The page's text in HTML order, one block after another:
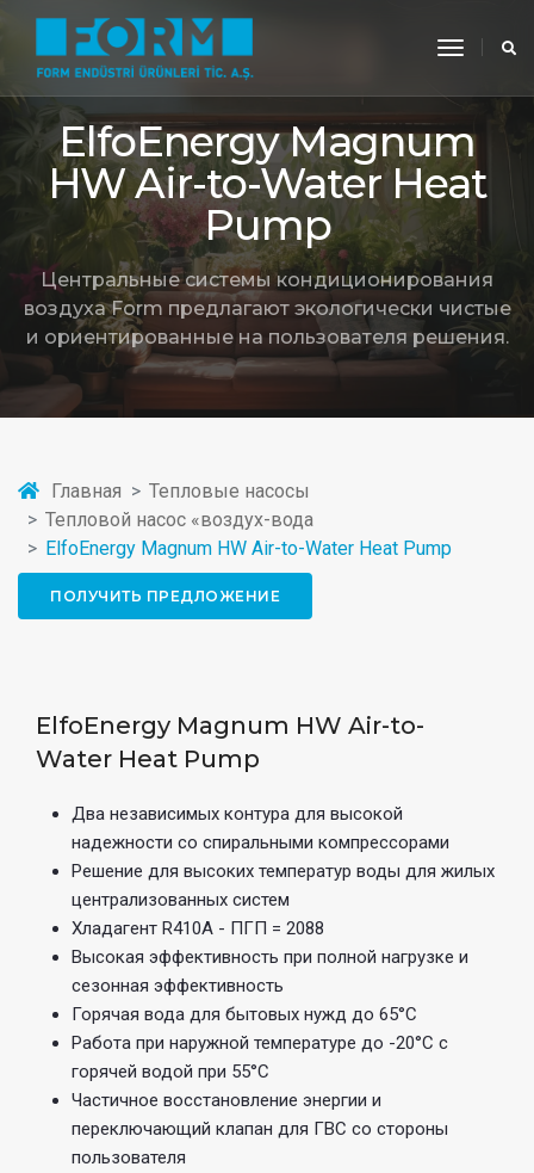
toggle
ElfoEnergy Magnum
HW Air-to-Water Heat
Pump
Центральные системы кондиционирования
воздуха Form предлагают экологически чистые
и ориентированные на пользователя решения.
Главная
Тепловые насосы
Тепловой насос «воздух-вода
ElfoEnergy Magnum HW Air-to-Water Heat Pump
ПОЛУЧИТЬ ПРЕДЛОЖЕНИЕ
ElfoEnergy Magnum HW Air-to-
Water Heat Pump
Два независимых контура для высокой
надежности со спиральными компрессорами
Решение для высоких температур воды для жилых
централизованных систем
Хладагент R410A - ПГП = 2088
Высокая эффективность при полной нагрузке и
сезонная эффективность
Горячая вода для бытовых нужд до 65°C
Работа при наружной температуре до -20°C с
горячей водой при 55°C
Частичное восстановление энергии и
переключающий клапан для ГВС со стороны
пользователя